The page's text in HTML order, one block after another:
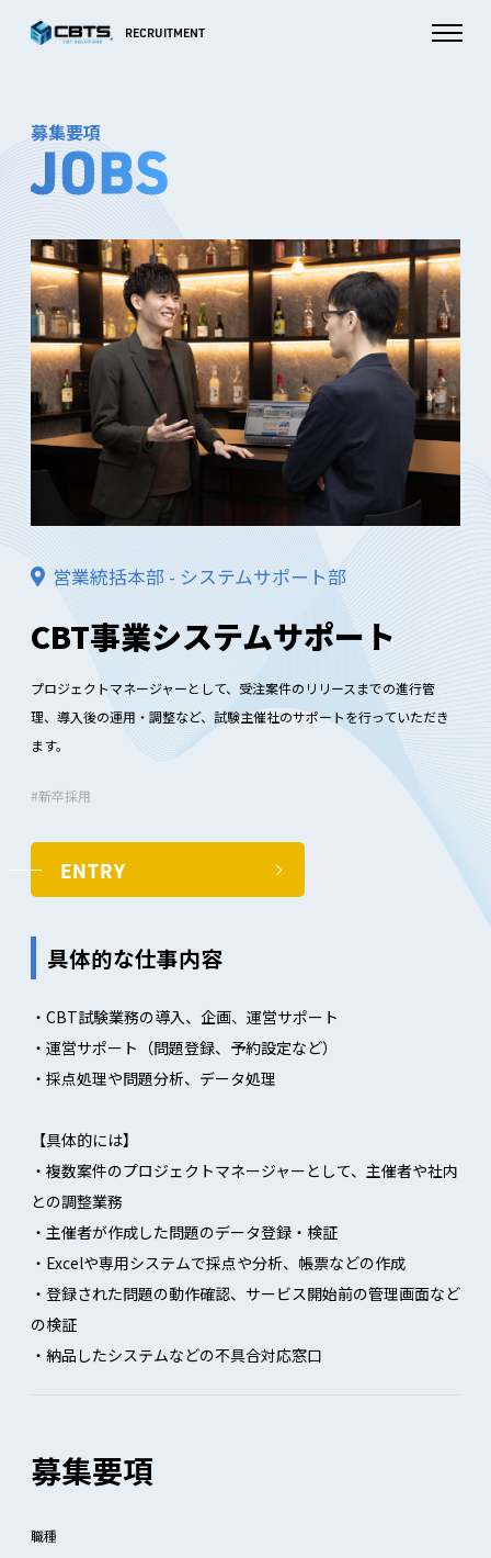
募集要項
JOBS
営業統括本部 - システムサポート部
CBT事業システムサポート
プロジェクトマネージャーとして、受注案件のリリースまでの進行管
理、導入後の運用・調整など、試験主催社のサポートを行っていただき
ます。
新卒採用
ENTRY
具体的な仕事内容
・CBT試験業務の導入、企画、運営サポート
・運営サポート（問題登録、予約設定など）
・採点処理や問題分析、データ処理
【具体的には】
・複数案件のプロジェクトマネージャーとして、主催者や社内
との調整業務
・主催者が作成した問題のデータ登録・検証
・Excelや専用システムで採点や分析、帳票などの作成
・登録された問題の動作確認、サービス開始前の管理画面など
の検証
・納品したシステムなどの不具合対応窓口
募集要項
職種